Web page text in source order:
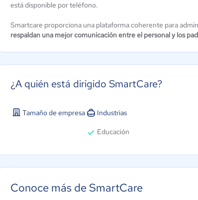
está disponible por teléfono.
Smartcare proporciona una plataforma coherente para
respaldan una mejor comunicación entre el personal y los
¿A quién está dirigido SmartCare?
Tamaño de empresa Industrias
Educación
Conoce más de SmartCare